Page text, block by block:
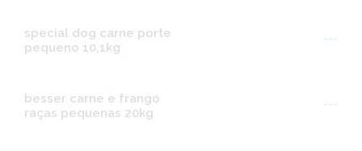
special dog carne porte
pequeno 10,1kg
---
besser carne e frango
raças pequenas 20kg
---